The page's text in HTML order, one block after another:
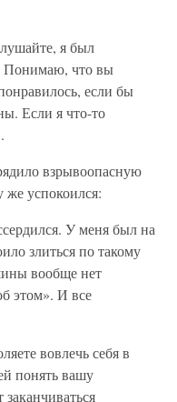
я был
Понимаю, что вы
если бы
Если я что-то
взрывоопасную
же успокоился:
У меня был на
злиться по такому
вообще нет
этом». И все
вовлечь себя в
понять вашу